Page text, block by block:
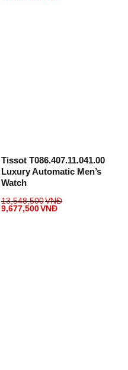
Tissot T086.407.11.041.00
Luxury Automatic Men’s
Watch
13,548,500VNĐ
9,677,500VNĐ